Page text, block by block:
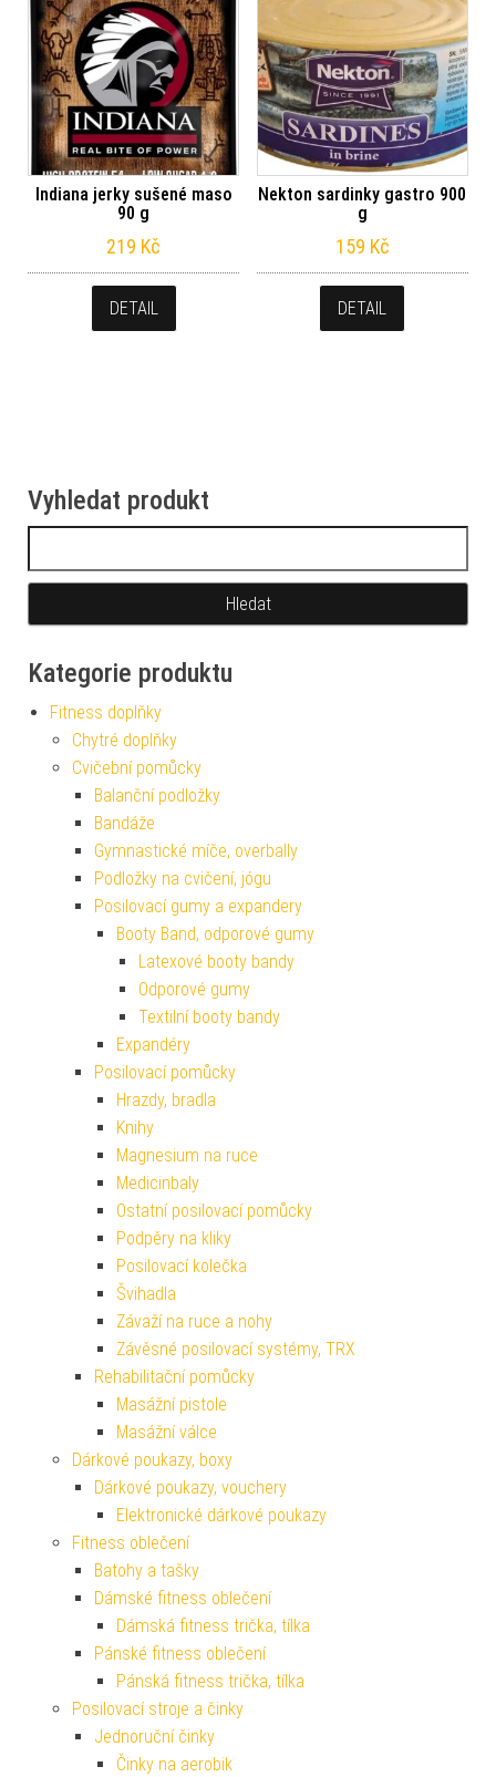
Indiana jerky sušené maso
90 g
219 Kč
DETAIL
Nekton sardinky gastro 900
g
159 Kč
DETAIL
Vyhledat produkt
Kategorie produktu
Fitness doplňky
Chytré doplňky
Cvičební pomůcky
Balanční podložky
Bandáže
Gymnastické míče, overbally
Podložky na cvičení, jógu
Posilovací gumy a expandery
Booty Band, odporové gumy
Latexové booty bandy
Odporové gumy
Textilní booty bandy
Expandéry
Posilovací pomůcky
Hrazdy, bradla
Knihy
Magnesium na ruce
Medicinbaly
Ostatní posilovací pomůcky
Podpěry na kliky
Posilovací kolečka
Švihadla
Závaží na ruce a nohy
Závěsné posilovací systémy, TRX
Rehabilitační pomůcky
Masážní pistole
Masážní válce
Dárkové poukazy, boxy
Dárkové poukazy, vouchery
Elektronické dárkové poukazy
Fitness oblečení
Batohy a tašky
Dámské fitness oblečení
Dámská fitness trička, tílka
Pánské fitness oblečení
Pánská fitness trička, tílka
Posilovací stroje a činky
Jednoruční činky
Činky na aerobik